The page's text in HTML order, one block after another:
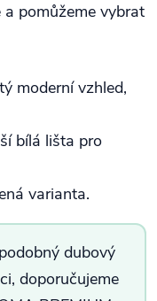
pomůžeme vybrat
moderní vzhled,
bílá lišta pro
varianta.
dubový
doporučujeme